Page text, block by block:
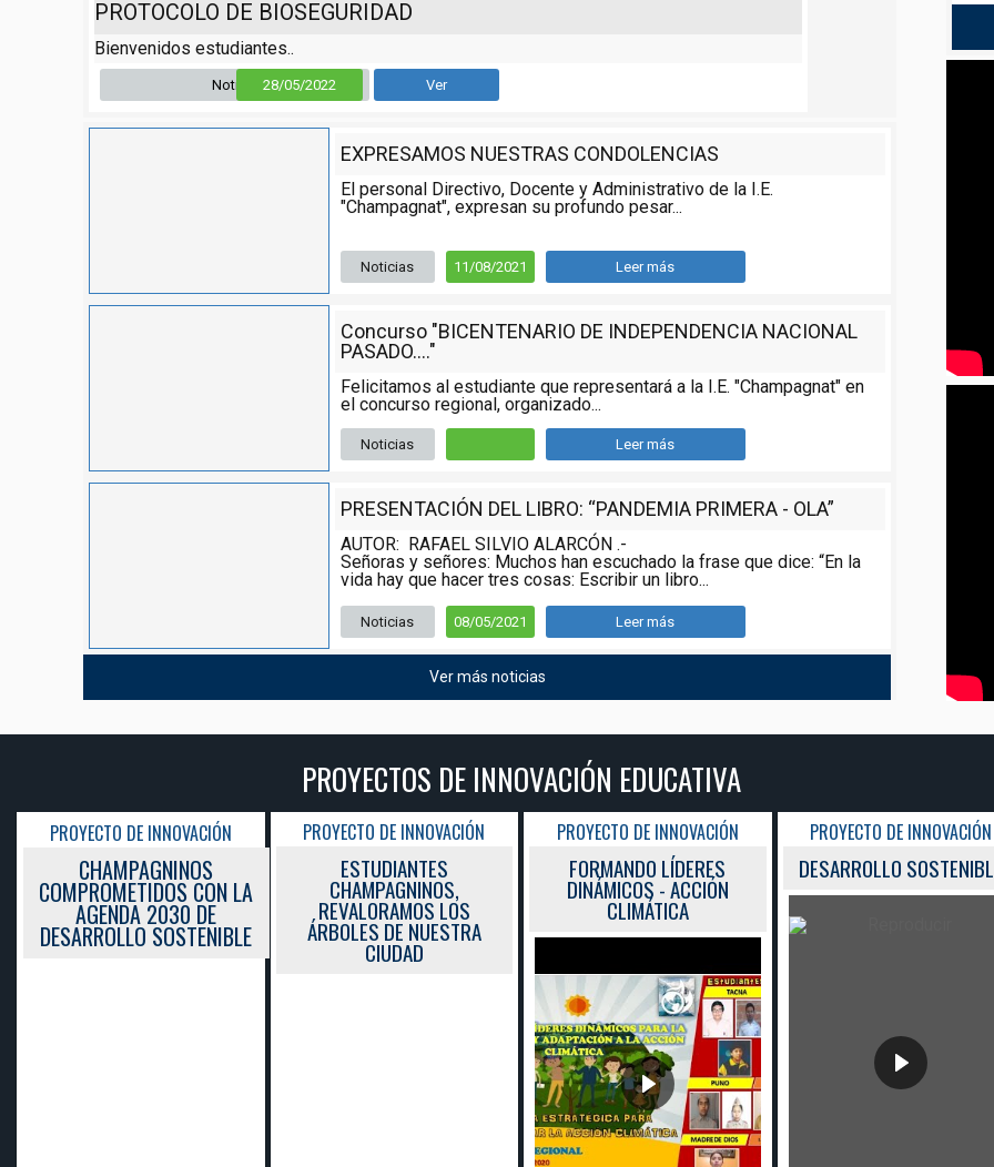
PROTOCOLO DE BIOSEGURIDAD
Bienvenidos estudiantes..
Noticia 28/05/2022 Ver
EXPRESAMOS NUESTRAS CONDOLENCIAS
El personal Directivo, Docente y Administrativo de la I.E.
"Champagnat", expresan su profundo pesar...
Noticias 11/08/2021 Leer más
Concurso "BICENTENARIO DE INDEPENDENCIA NACIONAL
PASADO...."
Felicitamos al estudiante que representará a la I.E. "Champagnat" en
el concurso regional, organizado...
Noticias Leer más
PRESENTACIÓN DEL LIBRO: “PANDEMIA PRIMERA - OLA”
AUTOR: RAFAEL SILVIO ALARCÓN .-
Señoras y señores: Muchos han escuchado la frase que dice: “En la
vida hay que hacer tres cosas: Escribir un libro...
Noticias 08/05/2021 Leer más
Ver más noticias
PROYECTOS DE INNOVACIÓN EDUCATIVA
PROYECTO DE INNOVACIÓN
CHAMPAGNINOS
COMPROMETIDOS CON LA
AGENDA 2030 DE
DESARROLLO SOSTENIBLE
PROYECTO DE INNOVACIÓN
ESTUDIANTES
CHAMPAGNINOS,
REVALORAMOS LOS
ÁRBOLES DE NUESTRA
CIUDAD
PROYECTO DE INNOVACIÓN
FORMANDO LÍDERES
DINÁMICOS - ACCIÓN
CLIMÁTICA
PROYECTO DE INNOVACIÓN
DESARROLLO